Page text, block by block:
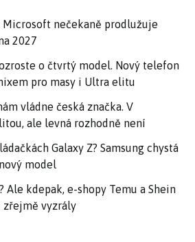
nečekaně prodlužuje
2027
o čtvrtý model. Nový telefon
pro masy i Ultra elitu
vládne česká značka. V
ale levná rozhodně není
Galaxy Z? Samsung chystá
model
Ale kdepak, e-shopy Temu a Shein
zřejmě vyzrály